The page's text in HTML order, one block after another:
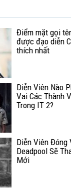
Điểm mặt gọi
được đạo diễn
thích nhất
Diễn Viên Nào
Vai Các Thành
Trong IT 2?
Diễn Viên Đóng
Deadpool Sẽ
Mới